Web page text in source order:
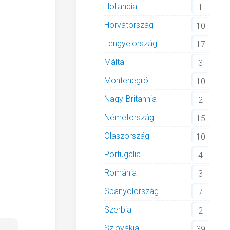
Hollandia
1
Horvátország
10
Lengyelország
17
Málta
3
Montenegró
10
Nagy-Britannia
2
Németország
15
Olaszország
10
Portugália
4
Románia
3
Spanyolország
7
Szerbia
2